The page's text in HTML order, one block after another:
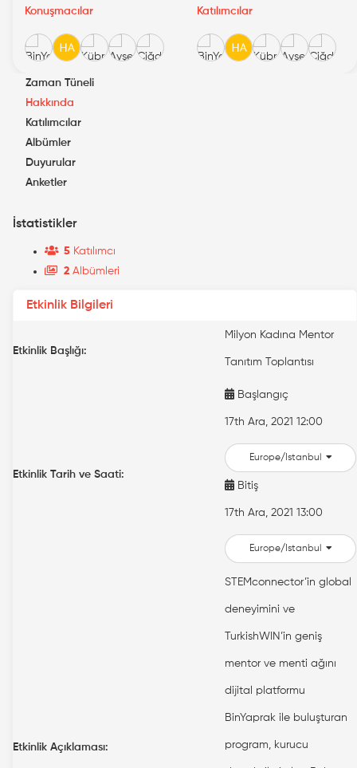
Konuşmacılar Katılımcılar
Zaman Tüneli
Hakkında
Katılımcılar
Albümler
Duyurular
Anketler
İstatistikler
5 Katılımcı
2 Albümleri
Etkinlik Bilgileri
Etkinlik Başlığı:
Milyon Kadına Mentor
Tanıtım Toplantısı
Etkinlik Tarih ve Saati:
Başlangıç
17th Ara, 2021 12:00
Europe/Istanbul
Bitiş
17th Ara, 2021 13:00
Europe/Istanbul
Etkinlik Açıklaması:
STEMconnector’in global
deneyimini ve
TurkishWIN’in geniş
mentor ve menti ağını
dijital platformu
BinYaprak ile buluşturan
program, kurucu